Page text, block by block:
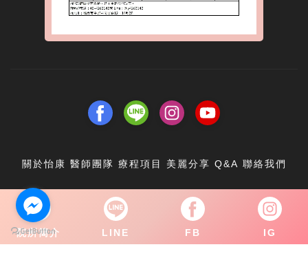
關於怡康 醫師團隊 療程項目 美麗分享 Q&A 聯絡我們
Copyright © 2021 怡康診所. All rights reserved.
院所簡介
LINE FB IG